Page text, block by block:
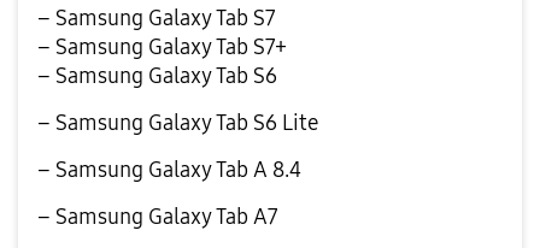
– Samsung Galaxy Tab S7
– Samsung Galaxy Tab S7+
– Samsung Galaxy Tab S6
– Samsung Galaxy Tab S6 Lite
– Samsung Galaxy Tab A 8.4
– Samsung Galaxy Tab A7